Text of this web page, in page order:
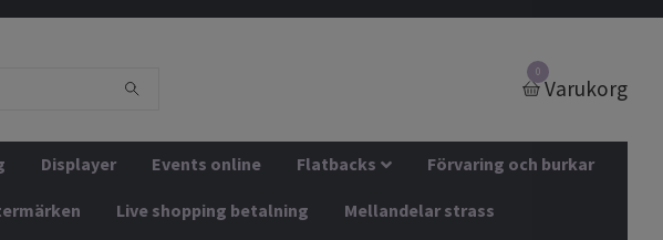
0
Varukorg
Displayer Events online Flatbacks Förvaring och burkar
Live shopping betalning Mellandelar strass